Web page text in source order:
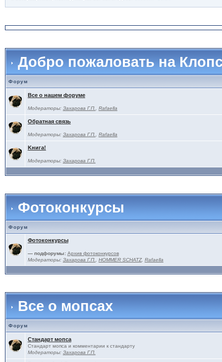
Добро пожаловать на
Форум
Все о нашем форуме
Модераторы: Захарова Г.П. Rafaella
Обратная связь
Модераторы: Захарова Г.П. Rafaella
Kнига!
Модераторы: Захарова Г.П.
Фотоконкурсы
Форум
Фотоконкурсы
— подфорумы: Архив фотоконкурсов
Модераторы: Захарова Г.П. HOMMER SCHATZ, Rafaella
Все о мопсах
Форум
Стандарт мопса
Стандарт мопса и комментарии к стандарту
Модераторы: Захарова Г.П.